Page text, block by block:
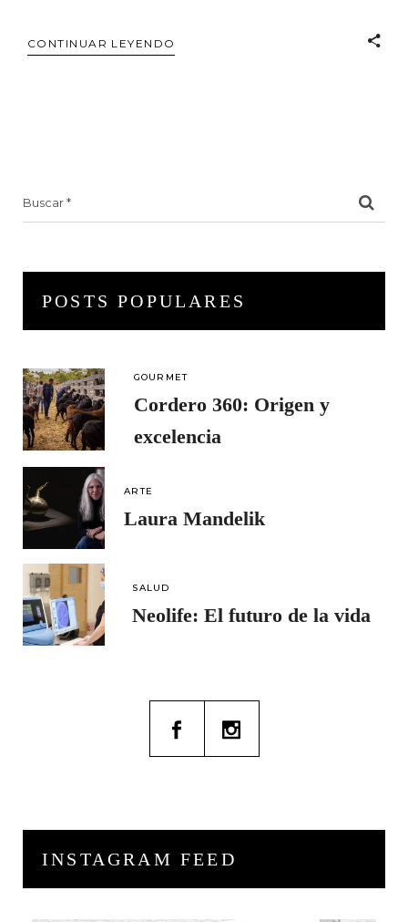
CONTINUAR LEYENDO
POSTS POPULARES
GOURMET
Cordero 360: Origen y
excelencia
ARTE
Laura Mandelik
SALUD
Neolife: El futuro de la vida
INSTAGRAM FEED